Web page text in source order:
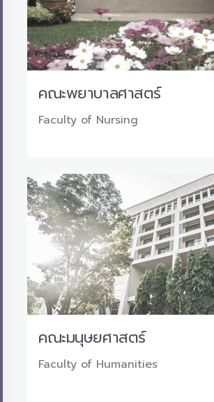
คณะพยาบาลศาสตร์
Faculty of Nursing
คณะมนุษยศาสตร์
Faculty of Humanities